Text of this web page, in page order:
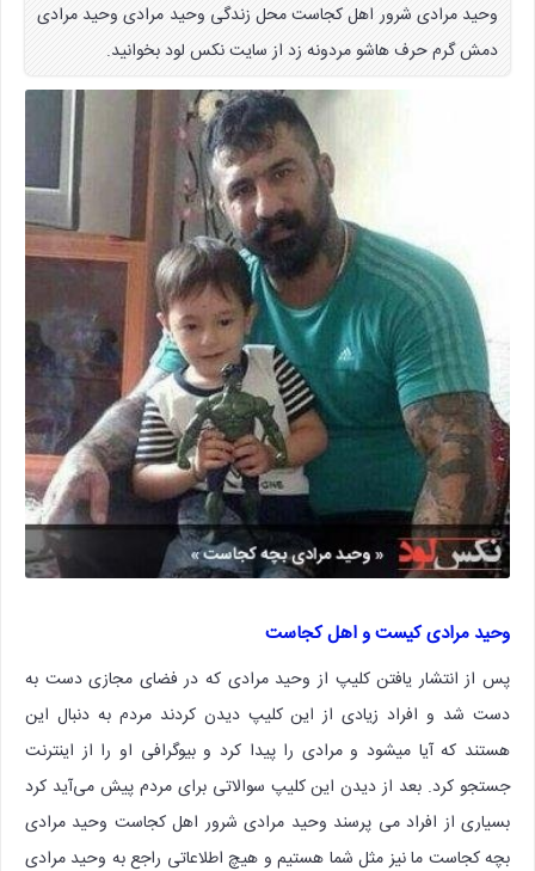
وحید مرادی شرور اهل کجاست محل زندگی وحید مرادی وحید مرادی
دمش گرم حرف هاشو مردونه زد از سایت نکس لود بخوانید.
وحید مرادی کیست و اهل کجاست
پس از انتشار یافتن کلیپ از وحید مرادی که در فضای مجازی دست به
دست شد و افراد زیادی از این کلیپ دیدن کردند مردم به دنبال این
هستند که آیا میشود و مرادی را پیدا کرد و بیوگرافی او را از اینترنت
جستجو کرد. بعد از دیدن این کلیپ سوالاتی برای مردم پیش می‌آید کرد
بسیاری از افراد می پرسند وحید مرادی شرور اهل کجاست وحید مرادی
بچه کجاست ما نیز مثل شما هستیم و هیچ اطلاعاتی راجع به وحید مرادی